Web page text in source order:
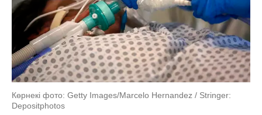
Көрнекі фото: Getty Images/Marcelo Hernandez / Stringer:
Depositphotos